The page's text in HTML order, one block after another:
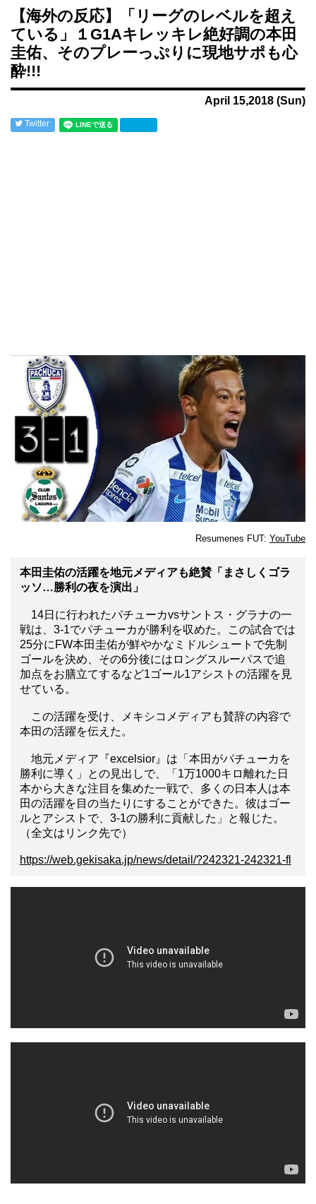
【海外の反応】「リーグのレベルを超え
ている」１G1Aキレッキレ絶好調の本田
圭佑、そのプレーっぷりに現地サポも心
酔!!!
April 15,2018 (Sun)
Twitter
Resumenes FUT: YouTube
本田圭佑の活躍を地元メディアも絶賛「まさしくゴラ
ッソ…勝利の夜を演出」
14日に行われたパチューカvsサントス・グラナの一
戦は、3-1でパチューカが勝利を収めた。この試合では
25分にFW本田圭佑が鮮やかなミドルシュートで先制
ゴールを決め、その6分後にはロングスルーパスで追
加点をお膳立てするなど1ゴール1アシストの活躍を見
せている。
この活躍を受け、メキシコメディアも賛辞の内容で
本田の活躍を伝えた。
地元メディア『excelsior』は「本田がパチューカを
勝利に導く」との見出しで、「1万1000キロ離れた日
本から大きな注目を集めた一戦で、多くの日本人は本
田の活躍を目の当たりにすることができた。彼はゴー
ルとアシストで、3-1の勝利に貢献した」と報じた。
（全文はリンク先で）
https://web.gekisaka.jp/news/detail/?242321-242321-fl